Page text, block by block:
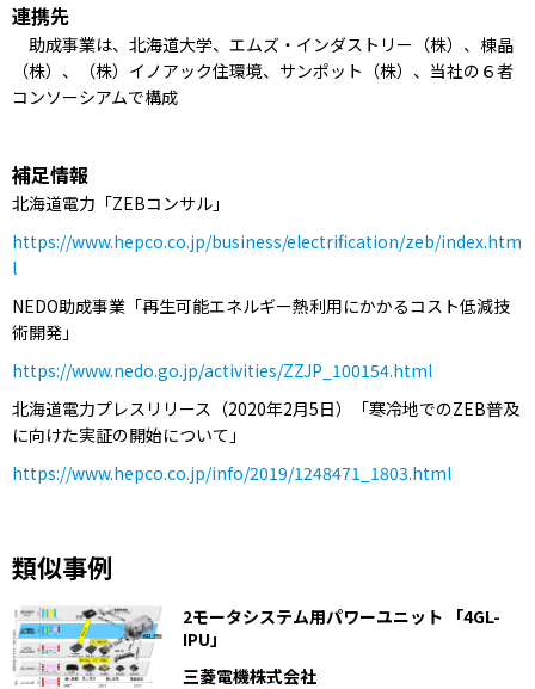
連携先
助成事業は、北海道大学、エムズ・インダストリー（株）、棟晶
（株）、（株）イノアック住環境、サンポット（株）、当社の６者
コンソーシアムで構成
補足情報
北海道電力「ZEBコンサル」
https://www.hepco.co.jp/business/electrification/zeb/index.htm
l
NEDO助成事業「再生可能エネルギー熱利用にかかるコスト低減技
術開発」
https://www.nedo.go.jp/activities/ZZJP_100154.html
北海道電力プレスリリース（2020年2月5日）「寒冷地でのZEB普及
に向けた実証の開始について」
https://www.hepco.co.jp/info/2019/1248471_1803.html
類似事例
2モータシステム用パワーユニット 「4GL-
IPU」
三菱電機株式会社